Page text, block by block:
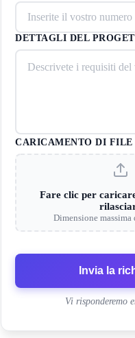
DETTAGLI DEL
CARICAMENTO DI
Fare clic per
Dimensione
Invia la
Vi risponderemo